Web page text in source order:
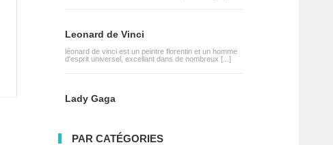
Leonard de Vinci
léonard de vinci est un peintre florentin et un homme
d'esprit universel, excellant dans de nombreux [...]
Lady Gaga
PAR CATÉGORIES